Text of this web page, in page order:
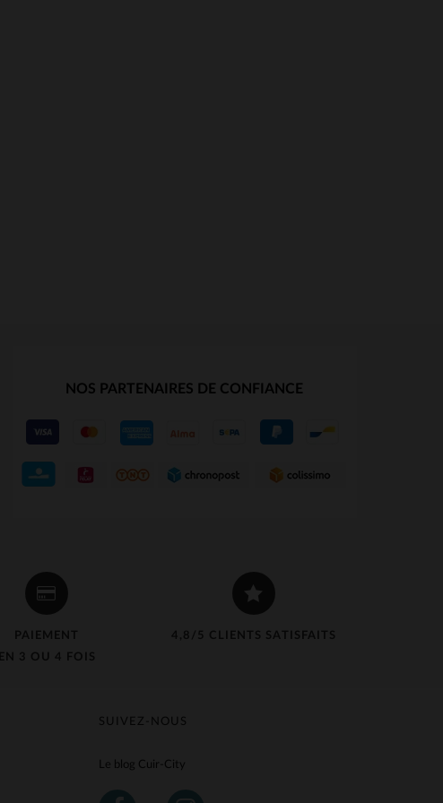
PAIEMENT
EN 3 OU 4 FOIS
4,8/5 CLIENTS SATISFAITS
NOS PARTENAIRES DE CONFIANCE
SUIVEZ-NOUS
Le blog Cuir-City